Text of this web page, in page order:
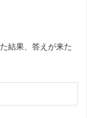
結果、答えが来た